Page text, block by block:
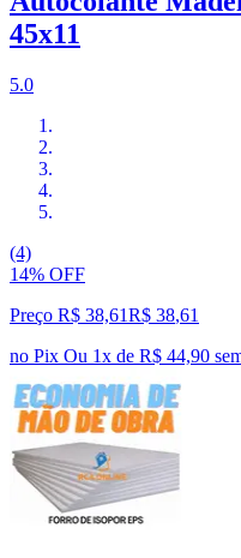
45x11
5.0
(4)
14% OFF
Preço R$ 38,61R$ 38,61
no Pix Ou 1x de R$ 44,90